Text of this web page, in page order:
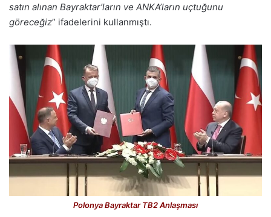
satın alınan Bayraktar’ların ve ANKA’ların uçtuğunu
göreceğiz” ifadelerini kullanmıştı.
Polonya Bayraktar TB2 Anlaşması